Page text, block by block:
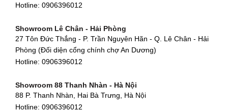
90 Đ. Cộng Hòa, Phường 4, Tân Bình, TP HCM
Hotline:0906396012
Showroom Cẩm Lệ - Đà Nẵng
Hotline:0906396012
Showroom Huế
54 Hùng Vương, Phú Hội, Thành phố Huế, Thừa Thiên Huế
Showroom Hà Tĩnh
Hotline: 0906396012
Showroom Lê Chân - Hải Phòng
27 Tôn Đức Thắng - P. Trần Nguyên Hãn - Q. Lê Chân - Hải
Phòng (Đối diện cổng chính chợ An Dương)
Hotline: 0906396012
Showroom 88 Thanh Nhàn - Hà Nội
88 P. Thanh Nhàn, Hai Bà Trưng, Hà Nội
Hotline: 0906396012